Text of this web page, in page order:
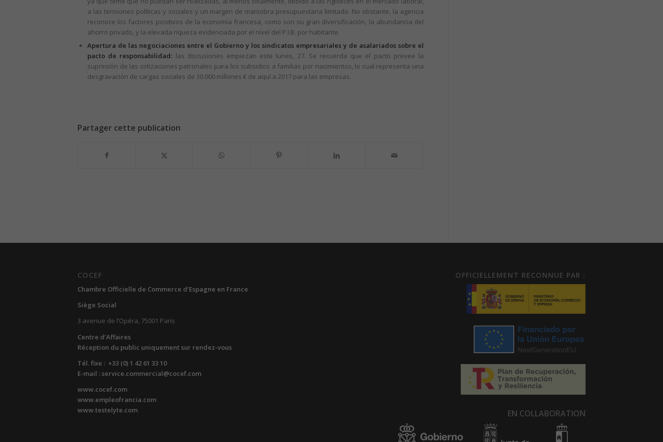
a las tensiones políticas y sociales y un margen de maniobra presupuestaria limitado. No obstante, la agencia
reconoce los factores positivos de la economía francesa, como son su gran diversificación, la abundancia del
ahorro privado, y la elevada riqueza evidenciada por el nivel del P.I.B. por habitante.
Apertura de las negociaciones entre el Gobierno y los sindicatos empresariales y de asalariados sobre el
pacto de responsabilidad: las discusiones empiezan este lunes, 27. Se recuerda que el pacto prevee la
supresión de las cotizaciones patronales para los subsidios a familias por nacimientos, lo cual representa una
desgravación de cargas sociales de 30.000 millones € de aquí a 2017 para las empresas.
Partager cette publication
COCEF
Chambre Officielle de Commerce d’Espagne en France
Siège Social
3 avenue de l’Opéra, 75001 Paris
Centre d’Affaires
Réception du public uniquement sur rendez-vous
Tél. fixe : +33 (0) 1 42 61 33 10
E-mail : service.commercial@cocef.com
www.cocef.com
www.empleofrancia.com
www.testelyte.com
OFFICIELLEMENT RECONNUE PAR :
EN COLLABORATION